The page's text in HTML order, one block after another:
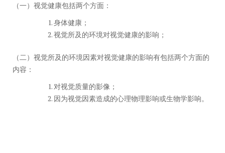
（一）视觉健康包括两个方面：
身体健康；
视觉所及的环境对视觉健康的影响；
（二）视觉所及的环境因素对视觉健康的影响有包括两个方面的
内容：
对视觉质量的影像；
因为视觉因素造成的心理物理影响或生物学影响。